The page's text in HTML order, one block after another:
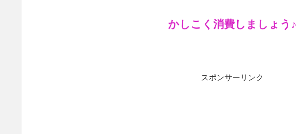
かしこく消費しましょう♪
スポンサーリンク